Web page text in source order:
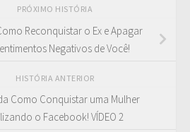
PRÓXIMO HISTÓRIA
Reconquistar o Ex e Apagar
Negativos de Você!
HISTÓRIA ANTERIOR
Como Conquistar uma Mulher
o Facebook! VÍDEO 2